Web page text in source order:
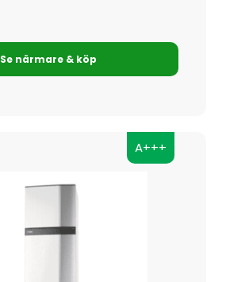
Se närmare & köp
A+++